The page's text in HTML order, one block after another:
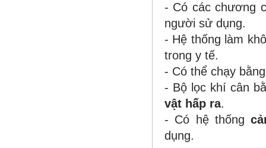
- Có các chương
người sử dụng.
- Hệ thống làm
trong y tế.
- Có thể chạy bằng
- Bộ lọc khí cân
vật hấp ra.
- Có hệ thống
dụng.